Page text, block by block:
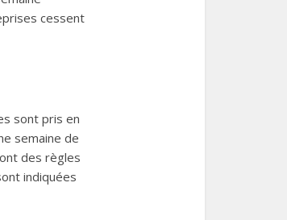
cessent
sont pris en
semaine de
des règles
indiquées